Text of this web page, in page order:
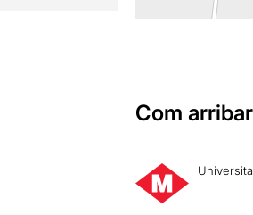
Com arribar